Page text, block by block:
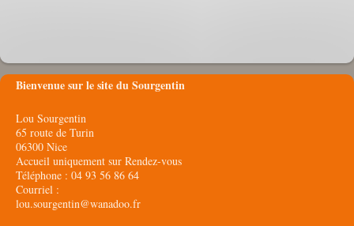
Bienvenue sur le site du Sourgentin
Lou Sourgentin
65 route de Turin
06300 Nice
Accueil uniquement sur Rendez-vous
Téléphone : 04 93 56 86 64
Courriel :
lou.sourgentin@wanadoo.fr